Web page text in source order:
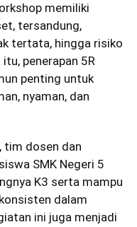
memiliki
tersandung,
tertata, hingga risiko
penerapan 5R
penting untuk
nyaman, dan
tim dosen dan
SMK Negeri 5
K3 serta mampu
dalam
ini juga menjadi